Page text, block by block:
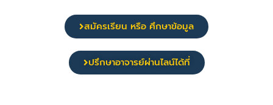
สมัครเรียน หรือ ศึกษาข้อมูล
ปรึกษาอาจารย์ผ่านไลน์ได้ที่